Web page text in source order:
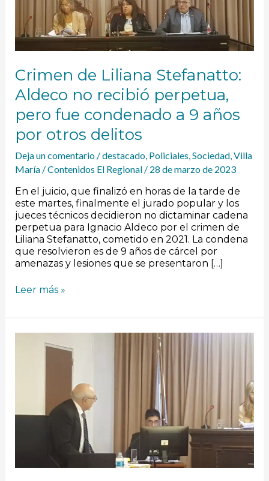
Crimen de Liliana Stefanatto:
Aldeco no recibió perpetua,
pero fue condenado a 9 años
por otros delitos
Deja un comentario /destacado, Policiales Sociedad, Villa
María/Contenidos El Regional / 28 de marzo de 2023
En el juicio, que finalizó en horas de la tarde de
este martes, finalmente el jurado popular y los
jueces técnicos decidieron no dictaminar cadena
perpetua para Ignacio Aldeco por el crimen de
Liliana Stefanatto, cometido en 2021. La condena
que resolvieron es de 9 años de cárcel por
amenazas y lesiones que se presentaron […]
perpetua,
pero
fue
condenado
a
años
por
otros
delitos
Leer más »
condena